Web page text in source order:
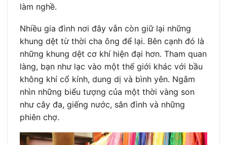
làm nghề.
Nhiều gia đình nơi đây vẫn còn giữ lại những
khung dệt từ thời cha ông để lại. Bên cạnh đó là
những khung dệt cơ khí hiện đại hơn. Tham quan
làng, bạn như lạc vào một thế giới khác với bầu
không khí cổ kính, dung dị và bình yên. Ngắm
nhìn những biểu tượng của một thời vàng son
như cây đa, giếng nước, sân đình và những
phiên chợ.